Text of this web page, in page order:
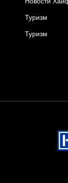
Туризм
Туризм